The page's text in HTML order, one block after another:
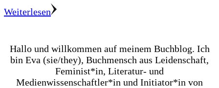
Weiterlesen
Hallo und willkommen auf meinem Buchblog. Ich
bin Eva (sie/they), Buchmensch aus Leidenschaft,
Feminist*in, Literatur- und
Medienwissenschaftler*in und Initiator*in von